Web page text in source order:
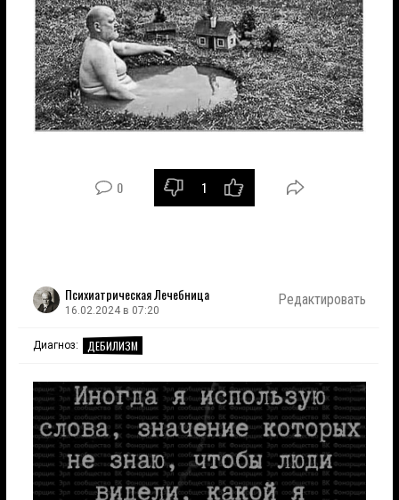
0 1
Психиатрическая Лечебница
16.02.2024 в 07:20
Редактировать
Диагноз: ДЕБИЛИЗМ